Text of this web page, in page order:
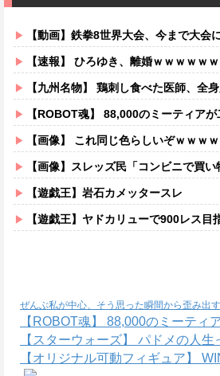
【動画】鉄拳8世界大会、今まで大会に一切出てこなかっ
【速報】 ひろゆき、離婚ｗｗｗｗｗｗ
【九州名物】 鶏刺し食べた医師、全
【ROBOT魂】 88,000のミーティア
【画像】 これ同じ色らしいぞｗｗｗ
【画像】スレッズ民「コンビニで買い物
【遊戯王】岩石カメッタースレ
【遊戯王】ヤドカリューで900レス目
ぜんぶ私が中心、そう思った瞬間から歪み出す
【ROBOT魂】 88,000のミーテ
【スターウォーズ】 パドメの人
【オリジナル可動フィギュア】